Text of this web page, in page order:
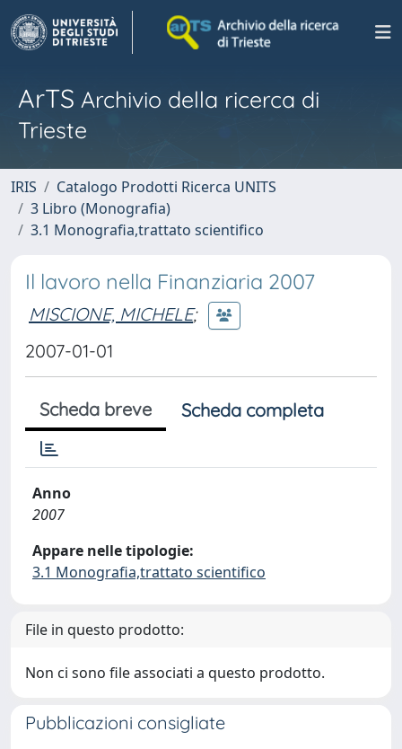
ArTS Archivio della ricerca di
Trieste
IRIS
Catalogo Prodotti Ricerca UNITS
3 Libro (Monografia)
3.1 Monografia,trattato scientifico
Il lavoro nella Finanziaria 2007
MISCIONE, MICHELE;
2007-01-01
Scheda breve Scheda completa
Anno
2007
Appare nelle tipologie:
3.1 Monografia,trattato scientifico
File in questo prodotto:
Non ci sono file associati a questo prodotto.
Pubblicazioni consigliate